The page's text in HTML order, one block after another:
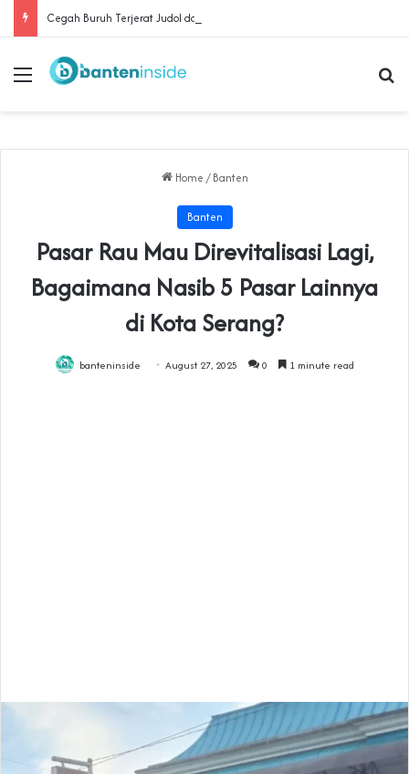
Menu
Home / Banten
Banten
Pasar Rau Mau Direvitalisasi Lagi,
Bagaimana Nasib 5 Pasar Lainnya
di Kota Serang?
banteninside August 27, 2025 0 1 minute read